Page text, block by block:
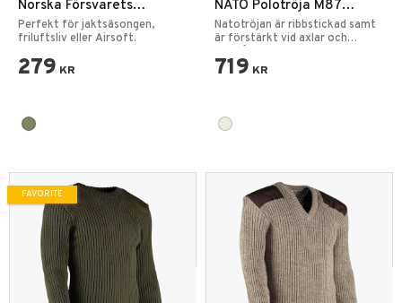
Norska Försvarets
Thermal Tröja Olivgrön
Perfekt för jaktsäsongen,
friluftsliv eller Airsoft.
279 KR
NATO Polotröja M87
Original Heather Mix
Natotröjan är ribbstickad samt
är förstärkt vid axlar och
719 KR
FAVORITE